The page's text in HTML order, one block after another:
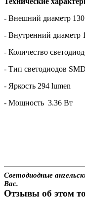
- Внешний диаметр
- Внутренний диаметр
- Количество
- Тип светодиодов
- Яркость 294 lumen
- Мощность 3.36 Вт
Светодиодные
Вас.
Отзывы об этом